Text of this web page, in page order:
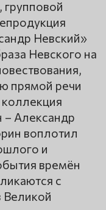
Невский»
Невского на
прямой речи
Александр
воплотил
и
времён
с
Великой